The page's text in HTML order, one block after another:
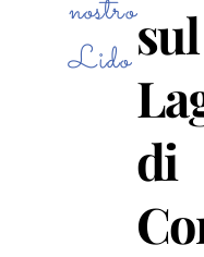
nostro
Lidosul
di